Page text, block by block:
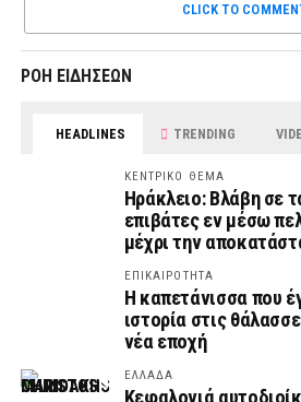
CLICK TO
ΡΟΗ ΕΙΔΗΣΕΩΝ
HEADLINES TRENDING
ΚΕΝΤΡΙΚΟ ΘΕΜΑ
Ηράκλειο: Βλάβη σε
επιβάτες εν μέσω
μέχρι την
ΕΠΙΚΑΙΡΟΤΗΤΑ
Η καπετάνισσα που
ιστορία στις
νέα εποχή
ΕΛΛΑΔΑ
Κεφαλονιά